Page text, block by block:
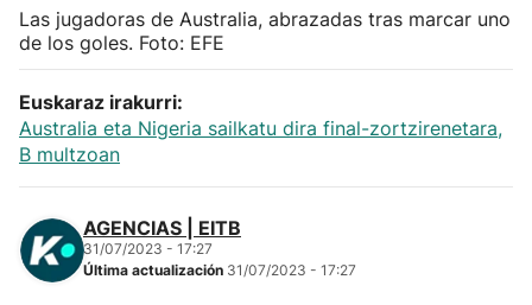
Carreras de montaña
Más deportes
"Helmuga"
Las jugadoras de Australia, abrazadas tras marcar uno
de los goles. Foto: EFE
Euskaraz irakurri:
Australia eta Nigeria sailkatu dira final-zortzirenetara,
B multzoan
AGENCIAS | EITB
31/07/2023 - 17:27
Última actualización 31/07/2023 - 17:27